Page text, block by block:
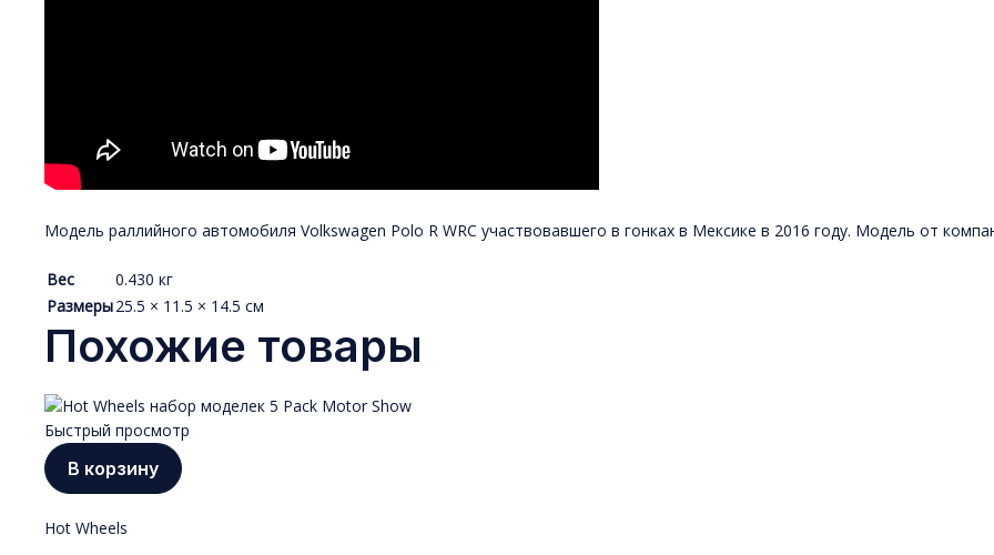
Модель раллийного автомобиля Volkswagen Polo R WRC участвовавшего в гонках в Мексике в 2016 году. Модель от
Вес
0.430 кг
Размеры25.5 × 11.5 × 14.5 см
Похожие товары
Быстрый просмотр
В корзину
Hot Wheels